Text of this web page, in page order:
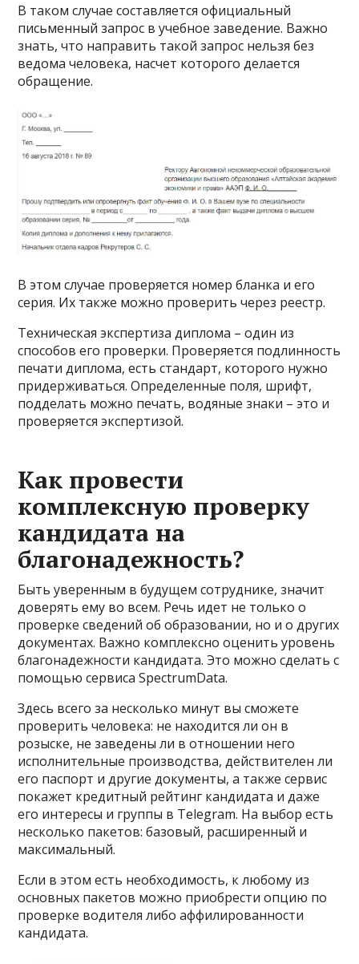
В таком случае составляется официальный
письменный запрос в учебное заведение. Важно
знать, что направить такой запрос нельзя без
ведома человека, насчет которого делается
обращение.
В этом случае проверяется номер бланка и его
серия. Их также можно проверить через реестр.
Техническая экспертиза диплома – один из
способов его проверки. Проверяется подлинность
печати диплома, есть стандарт, которого нужно
придерживаться. Определенные поля, шрифт,
подделать можно печать, водяные знаки – это и
проверяется экспертизой.
Как провести
комплексную проверку
кандидата на
благонадежность?
Быть уверенным в будущем сотруднике, значит
доверять ему во всем. Речь идет не только о
проверке сведений об образовании, но и о других
документах. Важно комплексно оценить уровень
благонадежности кандидата. Это можно сделать с
помощью сервиса SpectrumData.
Здесь всего за несколько минут вы сможете
проверить человека: не находится ли он в
розыске, не заведены ли в отношении него
исполнительные производства, действителен ли
его паспорт и другие документы, а также сервис
покажет кредитный рейтинг кандидата и даже
его интересы и группы в Telegram. На выбор есть
несколько пакетов: базовый, расширенный и
максимальный.
Если в этом есть необходимость, к любому из
основных пакетов можно приобрести опцию по
проверке водителя либо аффилированности
кандидата.